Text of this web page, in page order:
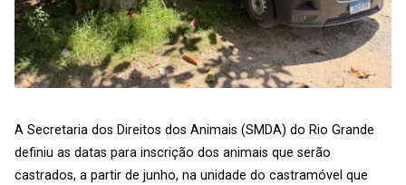
A Secretaria dos Direitos dos Animais (SMDA) do Rio Grande
definiu as datas para inscrição dos animais que serão
castrados, a partir de junho, na unidade do castramóvel que